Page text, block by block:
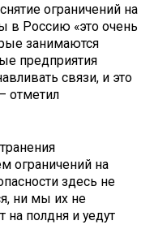
ограничений на
в Россию «это очень
занимаются
предприятия
связи, и это
отметил
ограничений на
здесь не
ни мы их не
на полдня и уедут